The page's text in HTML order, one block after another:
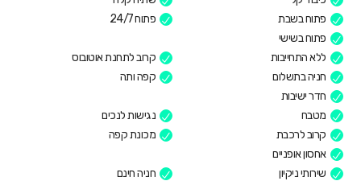
פתוח בשבת
פתוח 24/7
פתוח בשישי
ללא התחייבות
קרוב לתחנת אוטובוס
חניה בתשלום
קפה ותה
חדר ישיבות
מטבח
נגישות לנכים
קרוב לרכבת
מכונת קפה
אחסון אופניים
שירותי ניקיון
חניה חינם